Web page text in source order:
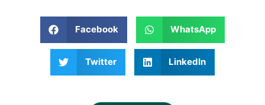
Facebook WhatsApp
Twitter LinkedIn